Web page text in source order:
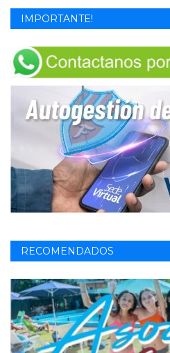
IMPORTANTE!
RECOMENDADOS